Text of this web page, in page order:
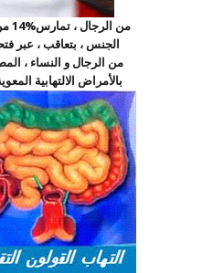
14%من الرجال ، تمارس
الجنس ، بتعاقب ، عبر
من الرجال و النساء ،
بالأمراض الالتهابية